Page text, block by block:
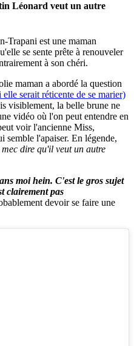
Léonard veut un autre
Trapani est une maman
se sente prête à renouveler
à son chéri.
maman a abordé la question
elle serait réticente de se marier)
visiblement, la belle brune ne
vidéo où l'on peut entendre en
voir l'ancienne Miss,
semble l'apaiser. En légende,
dire qu'il veut un autre
moi hein. C'est le gros sujet
clairement pas
devoir se faire une